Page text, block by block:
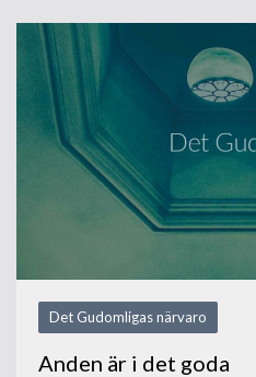
Det Gudomligas närvaro
Anden är i det goda